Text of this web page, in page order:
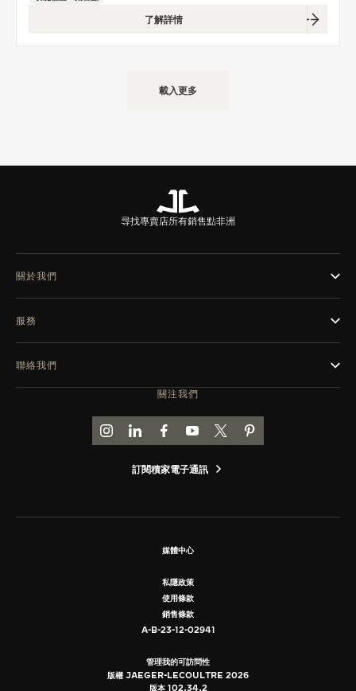
了解詳情
載入更多
尋找專賣店所有銷售點非洲
關注我們
前往積家 INSTAGRAM 頁面
前往積家 LINKEDIN 頁面
前往積家 FACEBOOK 頁面
前往積家 YOUTUBE 頁面
前往積家推特頁面
前往積家 PINTEREST
訂閱積家電子通訊
關於我們
服務
聯絡我們
媒體中心
私隱政策
使用條款
銷售條款
A-B-23-12-02941
管理我的可訪問性
版權 JAEGER-LECOULTRE 2026
版本 102.34.2